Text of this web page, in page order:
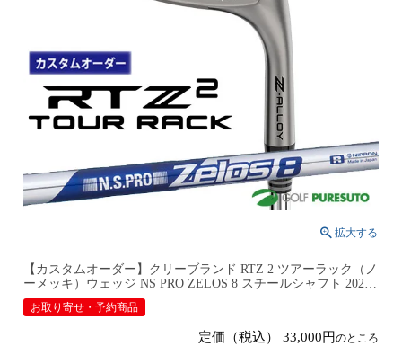
【カスタムオーダー】クリーブランド RTZ 2 ツアーラック（ノ
ーメッキ）ウェッジ NS PRO ZELOS 8 スチールシャフト 2026
年モデル日本仕様 日本正規品 cleveland アールティーゼット ツ
ー【■DC■】9月12日発売予定
お取り寄せ・予約商品
定価（税込） 33,000 のところ